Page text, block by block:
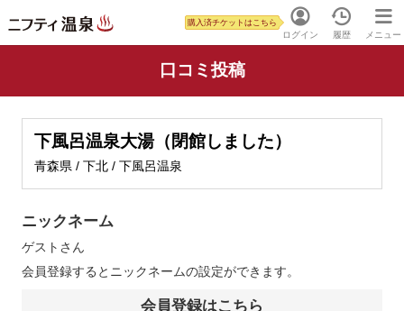
ログイン
購入済チケットはこちら
履歴 メニュー
口コミ投稿
下風呂温泉大湯（閉館しました）
青森県 / 下北 / 下風呂温泉
ニックネーム
ゲスト さん
会員登録するとニックネームの設定ができます。
会員登録はこちら